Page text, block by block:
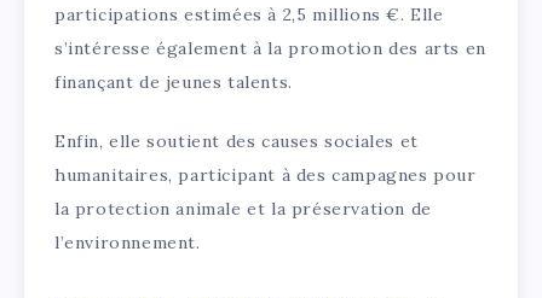
participations estimées à 2,5 millions €. Elle
s’intéresse également à la promotion des arts en
finançant de jeunes talents.
Enfin, elle soutient des causes sociales et
humanitaires, participant à des campagnes pour
la protection animale et la préservation de
l’environnement.